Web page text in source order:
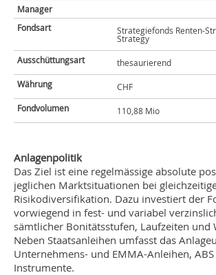
Manager
Fondsart
Strategiefonds Renten-
Strategy
Ausschüttungsart
thesaurierend
Währung
CHF
Fondvolumen
110,88 Mio
Anlagenpolitik
Das Ziel ist eine regelmässige absolute
jeglichen Marktsituationen bei
Risikodiversifikation. Dazu investiert der
vorwiegend in fest- und variabel
sämtlicher Bonitätsstufen, Laufzeiten und
Neben Staatsanleihen umfasst das
Unternehmens- und EMMA-Anleihen,
Instrumente.